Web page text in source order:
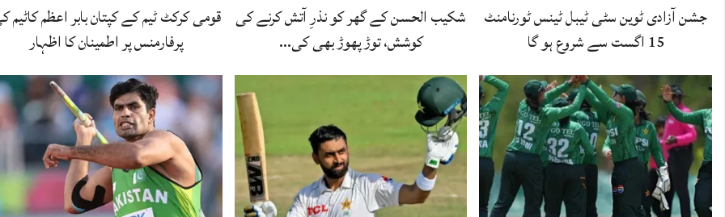
جشن آزادی ٹوین سٹی ٹیبل ٹینس ٹورنامنٹ
15 اگست سے شروع ہو گا
شکیب الحسن کے گھر کو نذرِ آتش کرنے کی
کوشش، توڑ پھوڑ بھی کی…
قومی کرکٹ ٹیم کے کپتان بابر اعظم کاٹیم
پرفارمنس پر اطمینان کا اظہار